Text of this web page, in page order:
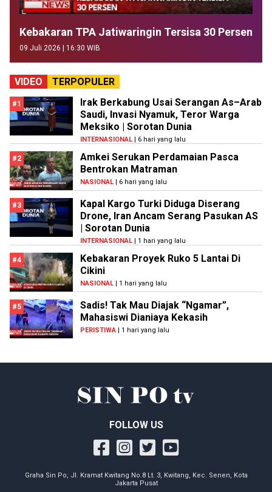
Kebakaran TPA Jatiwaringin Tersisa 30 Persen
09 Juli 2026 | 16:30 WIB
VIDEO TERPOPULER
#1
Irak Berkabung Usai Serangan As–Arab
Saudi, Invasi Nyamuk, Teror Warga
Meksiko | Sorotan Dunia
INTERNASIONAL | 6 hari yang lalu
#2
Amkei Serukan Perdamaian Pasca
Bentrokan Matraman
NASIONAL | 6 hari yang lalu
#3
Kapal Kargo Turki Diduga Diserang
Drone, Iran Ancam Serang Pasukan AS
| Sorotan Dunia
INTERNASIONAL | 1 hari yang lalu
#4
Kebakaran Proyek Ruko 5 Lantai Di
Cikini
NASIONAL | 1 hari yang lalu
#5
Sadis! Tak Mau Diajak “Ngamar”,
Mahasiswi Dianiaya Kekasih
PERISTIWA | 1 hari yang lalu
FOLLOW US
Graha Sin Po, Jl. Kramat Kwitang No.8 Lt. 3, Kwitang, Kec. Senen, Kota
Jakarta Pusat